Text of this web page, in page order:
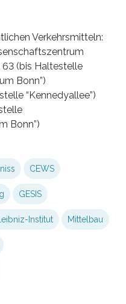
Verkehrsmitteln:
(bis Haltestelle
Bonn”)
“Kennedyallee”)
Bonn”)
CEWS
GESIS
Leibniz-Institut Mittelbau